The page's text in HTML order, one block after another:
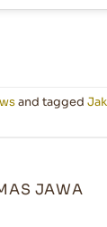
and tagged
JAWA